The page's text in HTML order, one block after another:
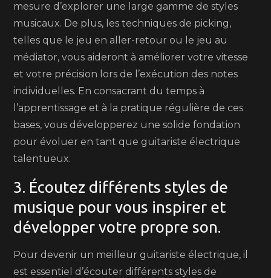
mesure d’explorer une large gamme de styles
musicaux. De plus, les techniques de picking,
telles que le jeu en aller-retour ou le jeu au
médiator, vous aideront à améliorer votre vitesse
et votre précision lors de l’exécution des notes
individuelles. En consacrant du temps à
l’apprentissage et à la pratique régulière de ces
bases, vous développerez une solide fondation
pour évoluer en tant que guitariste électrique
talentueux.
3. Écoutez différents styles de
musique pour vous inspirer et
développer votre propre son.
Pour devenir un meilleur guitariste électrique, il
est essentiel d’écouter différents styles de